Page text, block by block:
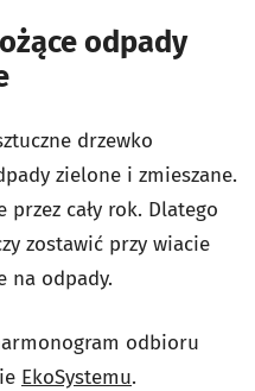
odpady
drzewko
zielone i zmieszane.
cały rok. Dlatego
zostawić przy wiacie
na odpady.
odbioru
EkoSystemu.